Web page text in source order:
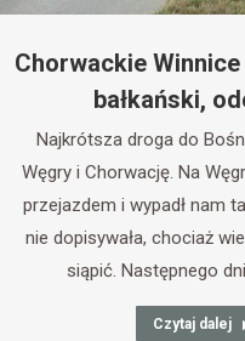
Chorwackie
bałkański,
Najkrótsza droga do
Węgry i Chorwację. Na
przejazdem i wypadł nam
nie dopisywała, chociaż
siąpić. Następnego
Czytaj dalej